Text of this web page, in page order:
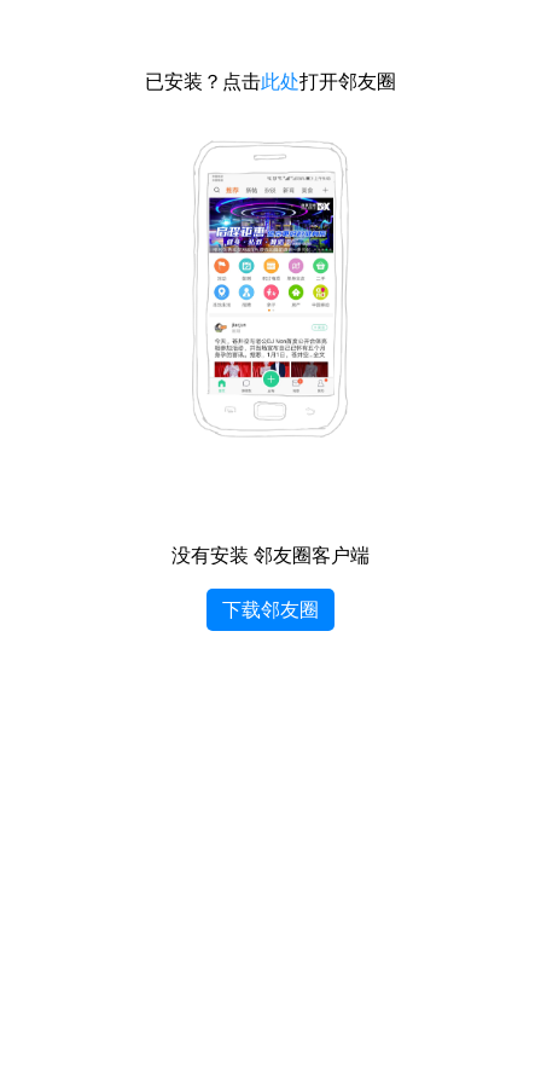
已安装？点击此处打开邻友圈
没有安装 邻友圈客户端
下载邻友圈